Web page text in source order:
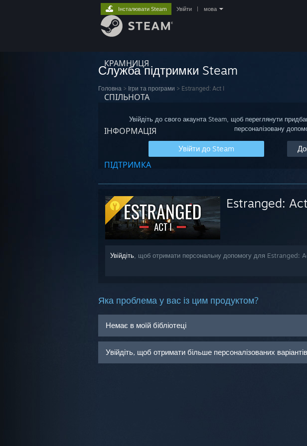
КРАМНИЦЯ
СПІЛЬНОТА
ІНФОРМАЦІЯ
ПІДТРИМКА
Інсталювати Steam Увійти мова
Служба підтримки Steam
Головна > Ігри та програми > Estranged: Act I
Увійдіть до свого акаунта Steam, щоб переглянути
персоналізовану
Увійти до Steam
Estranged:
Увійдіть , щоб отримати персональну допомогу для Estranged:
Яка проблема у вас із цим продуктом?
Немає в моїй бібліотеці
Увійдіть, щоб отримати більше персоналізованих варіантів